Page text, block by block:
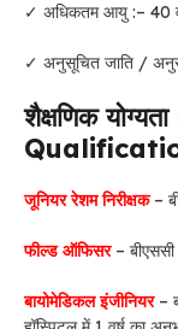
✓ अधिकतम आयु :– 40
✓ अनुसूचित जाति /
शैक्षणिक
जूनियर रेशम निरीक्षक–
फील्ड ऑफिसर– बीएससी
बायोमेडिकल इंजीनियर–